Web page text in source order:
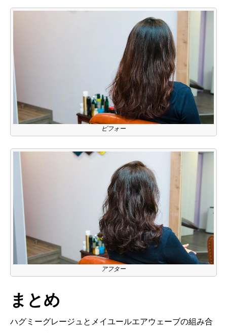
ビフォー
アフター
まとめ
ハグミーグレージュとメイユールエアウェーブの組み合